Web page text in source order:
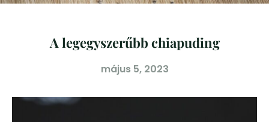
A legegyszerűbb chiapuding
május 5, 2023